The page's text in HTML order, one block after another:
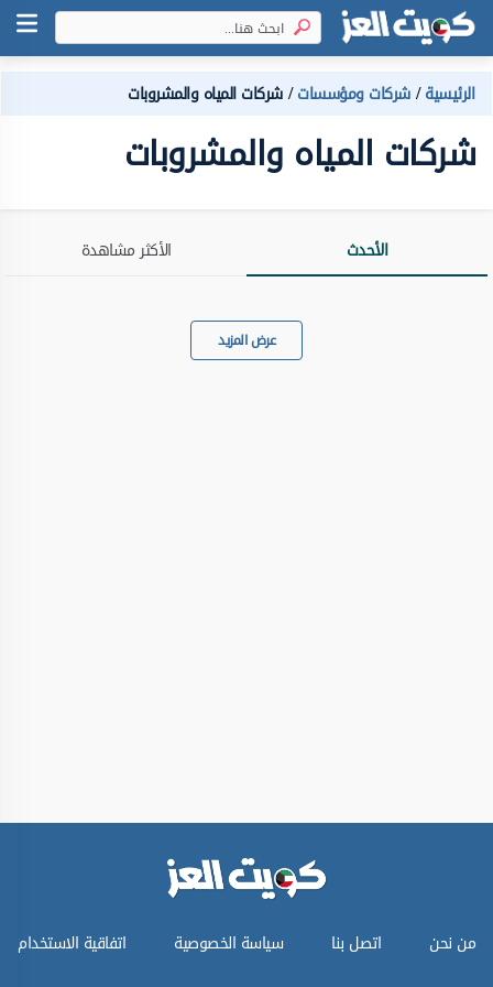
الرئيسية شركات ومؤسسات شركات المياه والمشروبات
شركات المياه والمشروبات
الأحدث الأكثر مشاهدة
عرض المزيد
من نحن اتصل بنا سياسة الخصوصية اتفاقية الاستخدام